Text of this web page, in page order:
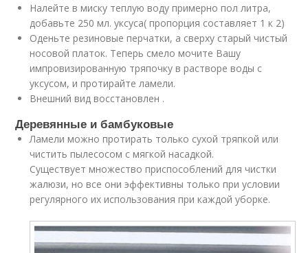
Налейте в миску теплую воду примерно пол литра,
добавьте 250 мл. уксуса( пропорция составляет 1 к 2)
Оденьте резиновые перчатки, а сверху старый чистый
носовой платок. Теперь смело мочите Вашу
импровизированную тряпочку в растворе воды с
уксусом, и протирайте ламели.
Внешний вид восстановлен .
Деревянные и бамбуковые
Ламели можно протирать только сухой тряпкой или
чистить пылесосом с мягкой насадкой.
Существует множество приспособлений для чистки
жалюзи, но все они эффективны только при условии
регулярного их использования при каждой уборке.